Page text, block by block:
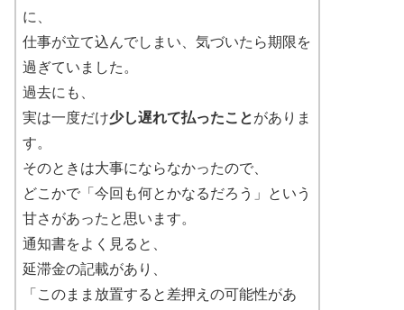
に、
仕事が立て込んでしまい、気づいたら期限を
過ぎていました。
過去にも、
実は一度だけ少し遅れて払ったことがありま
す。
そのときは大事にならなかったので、
どこかで「今回も何とかなるだろう」という
甘さがあったと思います。
通知書をよく見ると、
延滞金の記載があり、
「このまま放置すると差押えの可能性があ